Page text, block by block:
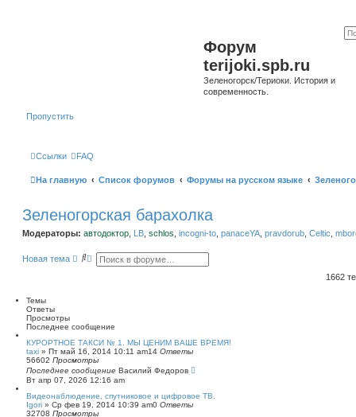
Форум
terijoki.spb.ru
Зеленогорск/Териоки. История и
современность.
Пропустить
Ссылки FAQ
На главную Список форумов Форумы на русском языке
Зеленогорская барахолка
Модераторы: автодоктор LB schlos incogni-to panaceYA pravdorub Celtic
Новая тема
П Р
н
ы
й
п
о
и
к
1662
Темы
Ответы
Просмотры
Последнее сообщение
КУРОРТНОЕ ТАКСИ № 1. МЫ ЦЕНИМ ВАШЕ ВРЕМЯ!
taxi » Пт май 16, 2014 10:11 am14 Ответы
56602 Просмотры
Последнее сообщение Василий Федоров
Вт апр 07, 2026 12:16 am
Видеонаблюдение, спутниковое и цифровое ТВ.
Igori » Ср фев 19, 2014 10:39 am0 Ответы
32708 Просмотры